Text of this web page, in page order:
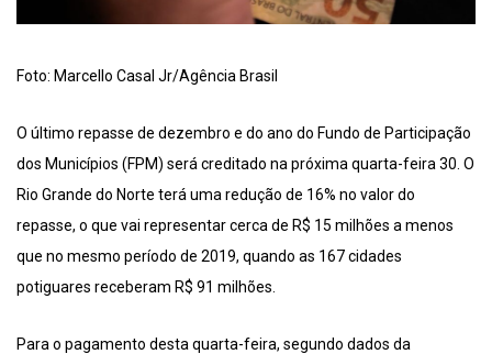
Foto: Marcello Casal Jr/Agência Brasil
O último repasse de dezembro e do ano do Fundo de Participação
dos Municípios (FPM) será creditado na próxima quarta-feira 30. O
Rio Grande do Norte terá uma redução de 16% no valor do
repasse, o que vai representar cerca de R$ 15 milhões a menos
que no mesmo período de 2019, quando as 167 cidades
potiguares receberam R$ 91 milhões.
Para o pagamento desta quarta-feira, segundo dados da